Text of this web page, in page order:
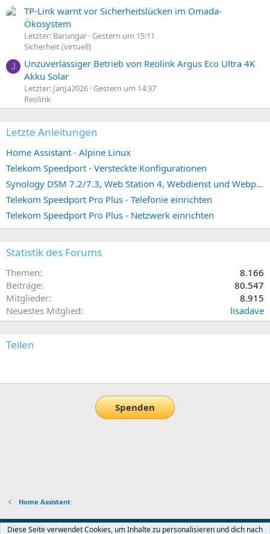
TP-Link warnt vor Sicherheitslücken im Omada-
Ökosystem
Letzter: Barungar Gestern um 15:11
Sicherheit (virtuell)
J
Unzuverlässiger Betrieb von Reolink Argus Eco Ultra 4K
Akku Solar
Letzter: JanJa2026 Gestern um 14:37
Reolink
Letzte Anleitungen
Home Assistant - Alpine Linux
Telekom Speedport - Versteckte Konfigurationen
Synology DSM 7.2/7.3, Web Station 4, Webdienst und Webportal erstellen (ehemals vHost)
Telekom Speedport Pro Plus - Telefonie einrichten
Telekom Speedport Pro Plus - Netzwerk einrichten
Statistik des Forums
Themen
8.166
Beiträge
80.547
Mitglieder
8.915
Neuestes Mitglied
lisadave
Teilen
Spenden
Home Assistant
Default-Theme
Diese Seite verwendet Cookies, um Inhalte zu personalisieren und dich nach